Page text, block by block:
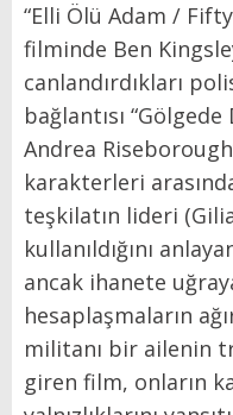
“Elli Ölü Adam /
filminde Ben
canlandırdıkları
bağlantısı
Andrea
karakterleri
teşkilatın lideri
kullanıldığını
ancak ihanete
hesaplaşmaların
militanı bir ailenin
giren film, onların